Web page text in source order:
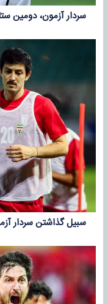
سردار آزمون، دومین
سبیل گذاشتن سردار